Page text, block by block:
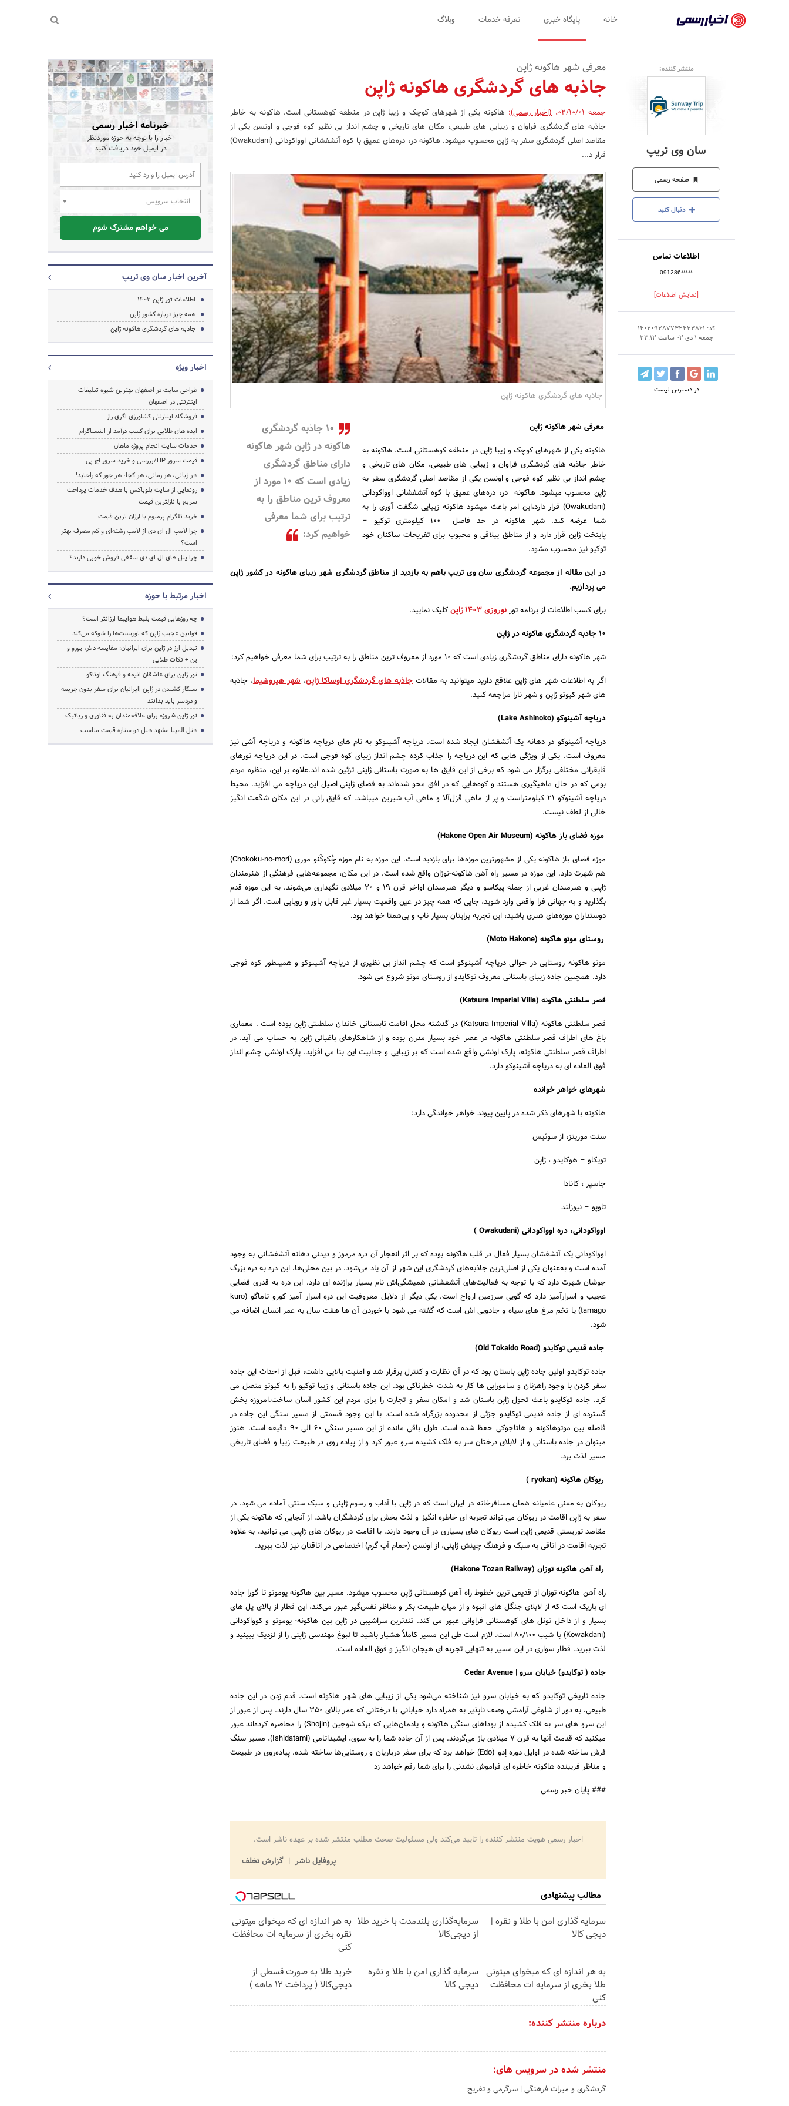
رسمی
-
اخبار
تایید
شده
شرکت‌ها،
سازمان‌ها
و
روابط
عمومی‌ها
خانه پایگاه خبری تعرفه خدمات وبلاگ
منتشر کننده:
سان وی تریپ
صفحه رسمی
دنبال کنید
اطلاعات تماس
091286*****
[نمایش اطلاعات]
کد: 140209287732423861
جمعه 1 دی 02 ساعت 23:12
در دسترس نیست
معرفی شهر هاکونه ژاپن
جاذبه های گردشگری هاکونه ژاپن
جمعه 02/10/01 ،(اخبار رسمی): هاکونه یکی از شهرهای کوچک و زیبا ژاپن در منطقه کوهستانی است. هاکونه به خاطر
جاذبه های گردشگری فراوان و زیبایی های طبیعی، مکان های تاریخی و چشم انداز بی نظیر کوه فوجی و اونسن یکی از
مقاصد اصلی گردشگری سفر به ژاپن محسوب میشود. هاکونه در، دره‌های عمیق با کوه آتشفشانی اوواکودانی (Owakudani)
قرار د...
جاذبه های گردشگری هاکونه ژاپن
۱۰ جاذبه گردشگری
هاکونه در ژاپن شهر هاکونه
دارای مناطق گردشگری
زیادی است که ۱۰ مورد از
معروف ترین مناطق را به
ترتیب برای شما معرفی
خواهیم کرد:
معرفی شهر هاکونه ژاپن
هاکونه یکی از شهرهای کوچک و زیبا ژاپن در منطقه کوهستانی است. هاکونه به
خاطر جاذبه های گردشگری فراوان و زیبایی های طبیعی، مکان های تاریخی و
چشم انداز بی نظیر کوه فوجی و اونسن یکی از مقاصد اصلی گردشگری سفر به
ژاپن محسوب میشود. هاکونه در، دره‌های عمیق با کوه آتشفشانی اوواکودانی
(Owakudani) قرار دارد،این امر باعث میشود هاکونه زیبایی شگفت آوری را به
شما عرضه کند. شهر هاکونه در حد فاصل ۱۰۰ کیلومتری توکیو –
پایتخت ژاپن قرار دارد و از مناطق ییلاقی و محبوب برای تفریحات ساکنان خود
توکیو نیز محسوب مشود.
در این مقاله از مجموعه گردشگری سان وی تریپ باهم به بازدید از مناطق گردشگری شهر زیبای هاکونه در کشور ژاپن
می پردازیم.
برای کسب اطلاعات از برنامه تورنوروزی ۱۴۰۳ ژاپن
کلیک نمایید.
۱۰ جاذبه گردشگری هاکونه در ژاپن
شهر هاکونه دارای مناطق گردشگری زیادی است که ۱۰ مورد از معروف ترین مناطق را به ترتیب برای شما معرفی خواهیم کرد:
اگر به اطلاعات شهر های ژاپن علاقع دارید میتوانید به مقالاتجاذبه های گردشگری اوساکا ژاپن،شهر هیروشیما، جاذبه
های شهر کیوتو ژاپن و شهر نارا مراجعه کنید.
دریاچه آشینوکو (Lake Ashinoko)
دریاچه آشینوکو در دهانه یک آتشفشان ایجاد شده است. دریاچه آشینوکو به نام های دریاچه هاکونه و دریاچه آشی نیز
معروف است. یکی از ویژگی هایی که این دریاچه را جذاب کرده چشم انداز زیبای کوه فوجی است. در این دریاچه تورهای
قایقرانی مختلفی برگزار می شود که برخی از این قایق ها به صورت باستانی ژاپنی تزئین شده اند.علاوه بر این، منظره مردم
بومی که در حال ماهیگیری هستند و کوه‌هایی که در افق محو شده‌اند به فضای ژاپنی اصیل این دریاچه می افزاید. محیط
دریاچه آشینوکو ۲۱ کیلومتراست و پر از ماهی قزل‌آلا و ماهی آب شیرین میباشد. که قایق رانی در این مکان شگفت انگیز
خالی از لطف نیست.
موزه فضای باز هاکونه (Hakone Open Air Museum)
موزه فضای باز هاکونه یکی از مشهورترین موزه‌ها برای بازدید است. این موزه به نام موزه چُکوکٌنو موری (Chokoku-no-mori)
هم شهرت دارد. این موزه در مسیر راه آهن هاکونه-توزان واقع شده است. در این مکان، مجموعه‌هایی فرهنگی از هنرمندان
ژاپنی و هنرمندان غربی از جمله پیکاسو و دیگر هنرمندان اواخر قرن ۱۹ و ۲۰ میلادی نگهداری می‌شوند. به این موزه قدم
بگذارید و به جهانی فرا واقعی وارد شوید، جایی که همه چیز در عین واقعیت بسیار غیر قابل باور و رویایی است. اگر شما از
دوستداران موزه‌های هنری باشید، این تجربه برایتان بسیار ناب و بی‌همتا خواهد بود.
روستای موتو هاکونه (Moto Hakone)
موتو هاکونه روستایی در حوالی دریاچه آشینوکو است که چشم انداز بی نظیری از دریاچه آشینوکو و همینطور کوه فوجی
دارد. همچنین جاده زیبای باستانی معروف توکایدو از روستای موتو شروع می شود.
قصر سلطنتی هاکونه (Katsura Imperial Villa)
قصر سلطنتی هاکونه (Katsura Imperial Villa) در گذشته محل اقامت تابستانی خاندان سلطنتی ژاپن بوده است . معماری
باغ های اطراف قصر سلطنتی هاکونه در عصر خود بسیار مدرن بوده و از شاهکارهای باغبانی ژاپن به حساب می آید. در
اطراف قصر سلطنتی هاکونه، پارک اونشی واقع شده است که بر زیبایی و جذابیت این بنا می افزاید. پارک اونشی چشم انداز
فوق العاده ای به دریاچه آشینوکو دارد.
شهرهای خواهر خوانده
هاکونه با شهرهای ذکر شده در پایین پیوند خواهر خواندگی دارد:
سنت موریتز، از سوئیس
تویکاو – هوکایدو ، ژاپن
جاسپر ، کانادا
تاوپو – نیوزلند
اوواکودانی، دره اوواکودانی (Owakudani )
اوواکودانی یک آتشفشان بسیار فعال در قلب هاکونه بوده که بر اثر انفجار آن دره مرموز و دیدنی دهانه آتشفشانی به وجود
آمده است و به‌عنوان یکی از اصلی‌ترین جاذبه‌های گردشگری این شهر از آن یاد می‌شود. در بین محلی‌ها، این دره به دره بزرگ
جوشان شهرت دارد که با توجه به فعالیت‌های آتشفشانی همیشگی‌اش نام بسیار برازنده ای دارد. این دره به قدری فضایی
عجیب و اسرارآمیز دارد که گویی سرزمین ارواح است. یکی دیگر از دلایل معروفیت این دره اسرار آمیز کورو تاماگو (kuro
tamago) یا تخم مرغ های سیاه و جادویی اش است که گفته می شود با خوردن آن ها هفت سال به عمر انسان اضافه می
شود.
جاده قدیمی توکایدو (Old Tokaido Road)
جاده توکایدو اولین جاده ژاپن باستان بود که در آن نظارت و کنترل برقرار شد و امنیت بالایی داشت، قبل از احداث این جاده
سفر کردن با وجود راهزنان و سامورایی ها کار به شدت خطرناکی بود. این جاده باستانی و زیبا توکیو را به کیوتو متصل می
کرد. جاده توکایدو باعث تحول ژاپن باستان شد و امکان سفر و تجارت را برای مردم این کشور آسان ساخت.امروزه بخش
گسترده ای از جاده قدیمی توکایدو جزئی از محدوده بزرگراه شده است. با این وجود قسمتی از مسیر سنگی این جاده در
فاصله بین موتوهاکونه و هاتاجوکی حفظ شده است. طول باقی مانده از این مسیر سنگی ۶۰ الی ۹۰ دقیقه است. هنوز
میتوان در جاده باستانی و از لابلای درختان سر به فلک کشیده سرو عبور کرد و از پیاده روی در طبیعت زیبا و فضای تاریخی
مسیر لذت برد.
ریوکان هاکونه (ryokan )
ریوکان به معنی عامیانه همان مسافرخانه در ایران است که در ژاپن با آداب و رسوم ژاپنی و سبک سنتی آماده می شود. در
سفر به ژاپن اقامت در ریوکان می تواند تجربه ای خاطره انگیز و لذت بخش برای گردشگران باشد. از آنجایی که هاکونه یکی از
مقاصد توریستی قدیمی ژاپن است ریوکان های بسیاری در آن وجود دارند. با اقامت در ریوکان های ژاپنی می توانید، به علاوه
تجربه اقامت در اتاقی به سبک و فرهنگ چینش ژاپنی، از اونسن (حمام آب گرم) اختصاصی در اتاقتان نیز لذت ببرید.
راه آهن هاکونه توزان (Hakone Tozan Railway)
راه آهن هاکونه توزان از قدیمی ترین خطوط راه آهن کوهستانی ژاپن محسوب میشود. مسیر بین هاکونه یوموتو تا گورا جاده
ای باریک است که از لابلای جنگل های انبوه و از میان طبیعت بکر و مناظر نفس‌گیر عبور می‌کند، این قطار از بالای پل های
بسیار و از داخل تونل های کوهستانی فراوانی عبور می کند. تندترین سراشیبی در ژاپن بین هاکونه- یوموتو و کوواکودانی
(Kowakdani) با شیب ۸۰/۱۰۰ است. لازم است طی این مسیر کاملاً هشیار باشید تا نبوغ مهندسی ژاپنی را از نزدیک ببینید و
لذت ببرید. قطار سواری در این مسیر به تنهایی تجربه ای هیجان انگیز و فوق العاده است.
جاده ( توکایدو) خیابان سرو | Cedar Avenue
جاده تاریخی توکایدو که به خیابان سرو نیز شناخته می‌شود یکی از زیبایی های شهر هاکونه است. قدم زدن در این جاده
طبیعی، به دور از شلوغی آرامشی وصف ناپذیر به همراه دارد خیابانی با درختانی که عمر بالای ۳۵۰ سال دارند. پس از عبور از
این سرو های سر به فلک کشیده از بوداهای سنگی هاکونه و یادمان‌هایی که برکه شوجین (Shojin) را محاصره کرده‌اند عبور
میکنید که قدمت آنها به قرن ۷ میلادی باز می‌گردند. پس از آن جاده شما را به سوی، ایشیداتامی (Ishidatami)، مسیر سنگ
فرش ساخته شده در اوایل دوره اِدو (Edo) خواهد برد که برای سفر درباریان و روستایی‌ها ساخته شده. پیاده‌روی در طبیعت
و مناظر فریبنده هاکونه خاطره ای فراموش نشدنی را برای شما رقم خواهد زد
### پایان خبر رسمی
اخبار رسمی هویت منتشر کننده را تایید می‌کند ولی مسئولیت صحت مطلب منتشر شده بر عهده ناشر است.
پروفایل ناشر
گزارش تخلف
مطالب پیشنهادی
سرمایه گذاری امن با طلا و نقره |
دیجی کالا
سرمایه‌گذاری بلندمدت با خرید طلا
از دیجی‌کالا
به هر اندازه ای که میخوای میتونی
نقره بخری از سرمایه ات محافظت
کنی
به هر اندازه ای که میخوای میتونی
طلا بخری از سرمایه ات محافظت
کنی
سرمایه گذاری امن با طلا و نقره
دیجی کالا
خرید طلا به صورت قسطی از
دیجی‌کالا ( پرداخت 12 ماهه )
درباره منتشر کننده:
منتشر شده در سرویس های:
گردشگری و میراث فرهنگی | سرگرمی و تفریح
خبرنامه اخبار رسمی
اخبار را با توجه به حوزه موردنظر
در ایمیل خود دریافت کنید
انتخاب سرویس
می خواهم مشترک شوم
آخرین اخبار سان وی تریپ
اطلاعات تور ژاپن ۱۴۰۲
همه چیز درباره کشور ژاپن
جاذبه های گردشگری هاکونه ژاپن
اخبار ویژه
طراحی سایت در اصفهان بهترین شیوه تبلیغات
اینترنتی در اصفهان
فروشگاه اینترنتی کشاورزی اگری راز
ایده های طلایی برای کسب درآمد از اینستاگرام
خدمات سایت انجام پروژه ماهان
قیمت سرور HP/بررسی و خرید سرور اچ پی
هر زبانی، هر زمانی، هر کجا، هر جور که راحتید!
رونمایی از سایت بلوباکس با هدف خدمات پرداخت
سریع با نازلترین قیمت
خرید تلگرام پرمیوم با ارزان ترین قیمت
چرا لامپ ال ای دی از لامپ رشته‌ای و کم مصرف بهتر
است؟
چرا پنل های ال ای دی سقفی فروش خوبی دارند؟
اخبار مرتبط با حوزه
چه روزهایی قیمت بلیط هواپیما ارزانتر است؟
قوانین عجیب ژاپن که توریست‌ها را شوکه می‌کند
تبدیل ارز در ژاپن برای ایرانیان: مقایسه دلار، یورو و
ین + نکات طلایی
تور ژاپن برای عاشقان انیمه و فرهنگ اوتاکو
سیگار کشیدن در ژاپن |ایرانیان برای سفر بدون جریمه
و دردسر باید بدانند
تور ژاپن ۵ روزه برای علاقه‌مندان به فناوری و رباتیک
هتل المپیا مشهد هتل دو ستاره قیمت مناسب